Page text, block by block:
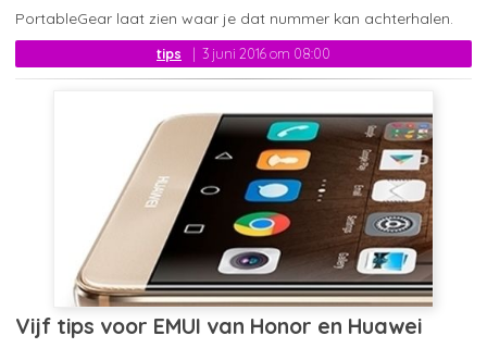
tips 3 juni 2016 om 08:00
PortableGear laat zien waar je dat nummer kan achterhalen.
Vijf tips voor EMUI van Honor en Huawei